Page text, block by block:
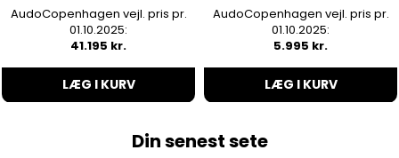
AudoCopenhagen vejl. pris pr.
01.10.2025:
41.195 kr.
LÆG I KURV
AudoCopenhagen vejl. pris pr.
01.10.2025:
5.995 kr.
LÆG I KURV
Din senest sete